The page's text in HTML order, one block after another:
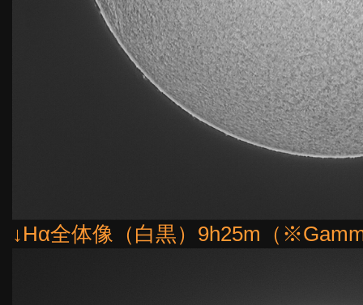
↓Hα全体像（白黒）9h25m（